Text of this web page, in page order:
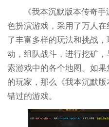
《我本沉默版本传奇
色扮演游戏，采用了万人
了丰富多样的玩法和挑战
动，组队战斗，进行挖矿
索游戏中的各个地图。如
的玩家，那么《我本沉默
错过的游戏。